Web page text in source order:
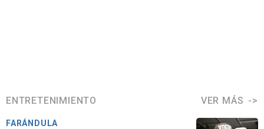
ENTRETENIMIENTO VER MÁS
FARÁNDULA